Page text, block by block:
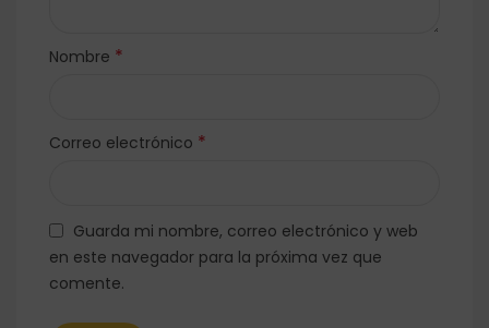
Nombre *
Correo electrónico *
Guarda mi nombre, correo electrónico y web
en este navegador para la próxima vez que
comente.